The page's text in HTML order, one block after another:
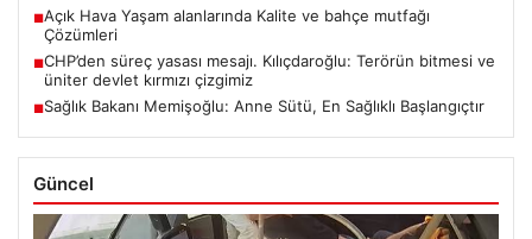
■Açık Hava Yaşam alanlarında Kalite ve bahçe mutfağı
Çözümleri
■CHP’den süreç yasası mesajı. Kılıçdaroğlu: Terörün bitmesi ve
üniter devlet kırmızı çizgimiz
■Sağlık Bakanı Memişoğlu: Anne Sütü, En Sağlıklı Başlangıçtır
Güncel